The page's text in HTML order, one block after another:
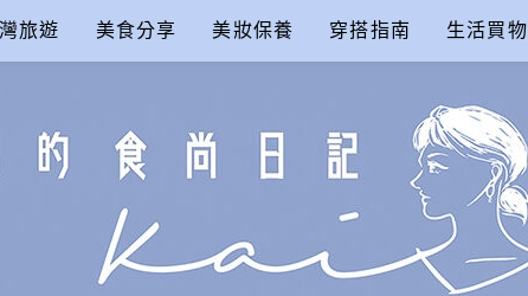
旅遊 美食分享 美妝保養 穿搭指南 生活買物